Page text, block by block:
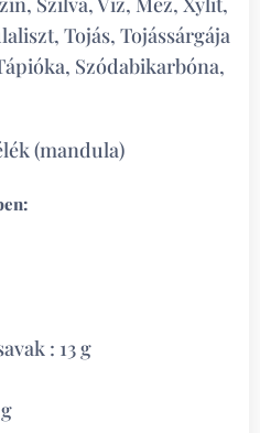
Tojás, Tojássárgája
Szódabikarbóna,
(mandula)
: 13 g